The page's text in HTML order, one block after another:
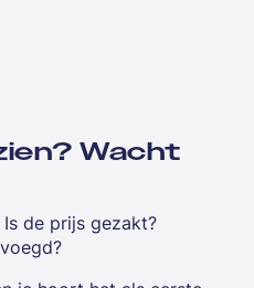
Wacht
de prijs gezakt?